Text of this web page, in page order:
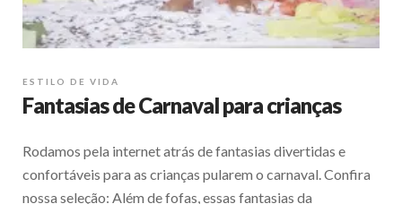
ESTILO DE VIDA
Fantasias de Carnaval para crianças
Rodamos pela internet atrás de fantasias divertidas e
confortáveis para as crianças pularem o carnaval. Confira
nossa seleção: Além de fofas, essas fantasias da